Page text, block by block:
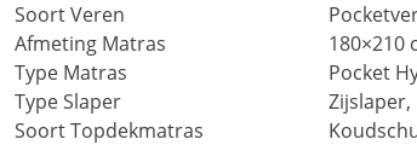
Soort Veren
Afmeting Matras
180×210
Type Matras
Pocket
Type Slaper
Zijslaper,
Soort Topdekmatras